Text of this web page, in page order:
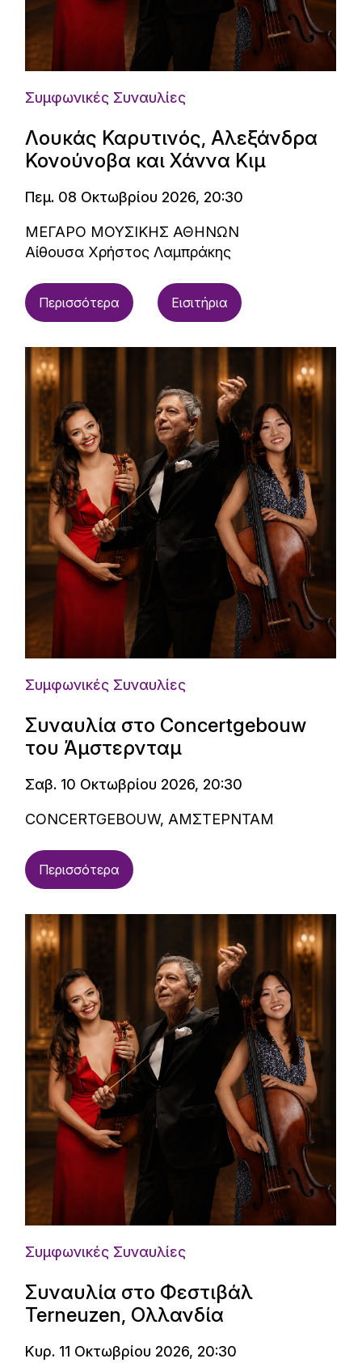
Συμφωνικές Συναυλίες
Λουκάς Καρυτινός, Αλεξάνδρα
Κονούνοβα και Χάννα Κιμ
Πεμ. 08 Οκτωβρίου 2026, 20:30
ΜΕΓΑΡΟ ΜΟΥΣΙΚΗΣ ΑΘΗΝΩΝ
Αίθουσα Χρήστος Λαμπράκης
Περισσότερα Εισιτήρια
Συμφωνικές Συναυλίες
Συναυλία στο Concertgebouw
του Άμστερνταμ
Σαβ. 10 Οκτωβρίου 2026, 20:30
CONCERTGEBOUW, ΑΜΣΤΕΡΝΤΑΜ
Περισσότερα
Συμφωνικές Συναυλίες
Συναυλία στο Φεστιβάλ
Terneuzen, Ολλανδία
Κυρ. 11 Οκτωβρίου 2026, 20:30